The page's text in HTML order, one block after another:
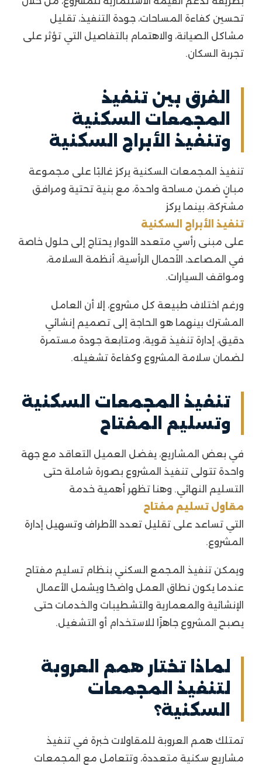
تحسين كفاءة المساحات، جودة التنفيذ، تقليل
مشاكل الصيانة، والاهتمام بالتفاصيل التي تؤثر على
تجربة السكان.
الفرق بين تنفيذ
المجمعات السكنية
وتنفيذ الأبراج السكنية
تنفيذ المجمعات السكنية يركز غالبًا على مجموعة
مبانٍ ضمن مساحة واحدة، مع بنية تحتية ومرافق
مشتركة، بينما يركز
تنفيذ الأبراج السكنية
على مبنى رأسي متعدد الأدوار يحتاج إلى حلول خاصة
في المصاعد، الأحمال الرأسية، أنظمة السلامة،
ومواقف السيارات.
ورغم اختلاف طبيعة كل مشروع، إلا أن العامل
المشترك بينهما هو الحاجة إلى تصميم إنشائي
دقيق، إدارة تنفيذ قوية، ومتابعة جودة مستمرة
لضمان سلامة المشروع وكفاءة تشغيله.
تنفيذ المجمعات السكنية
وتسليم المفتاح
في بعض المشاريع، يفضل العميل التعاقد مع جهة
واحدة تتولى تنفيذ المشروع بصورة شاملة حتى
التسليم النهائي. وهنا تظهر أهمية خدمة
مقاول تسليم مفتاح
التي تساعد على تقليل تعدد الأطراف وتسهيل إدارة
المشروع.
ويمكن تنفيذ المجمع السكني بنظام تسليم مفتاح
عندما يكون نطاق العمل واضحًا ويشمل الأعمال
الإنشائية والمعمارية والتشطيبات والخدمات حتى
يصبح المشروع جاهزًا للاستخدام أو التشغيل.
لماذا تختار همم العروبة
لتنفيذ المجمعات
السكنية؟
تمتلك همم العروبة للمقاولات خبرة في تنفيذ
مشاريع سكنية متعددة، وتتعامل مع المجمعات